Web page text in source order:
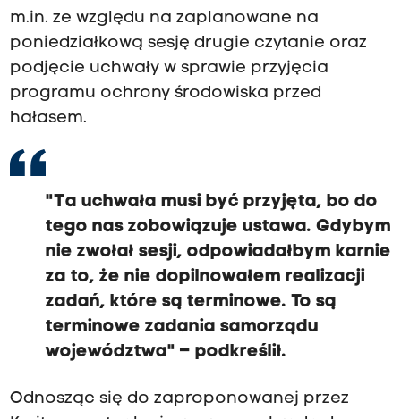
m.in. ze względu na zaplanowane na
poniedziałkową sesję drugie czytanie oraz
podjęcie uchwały w sprawie przyjęcia
programu ochrony środowiska przed
hałasem.
"Ta uchwała musi być przyjęta, bo do
tego nas zobowiązuje ustawa. Gdybym
nie zwołał sesji, odpowiadałbym karnie
za to, że nie dopilnowałem realizacji
zadań, które są terminowe. To są
terminowe zadania samorządu
województwa" – podkreślił.
Odnosząc się do zaproponowanej przez